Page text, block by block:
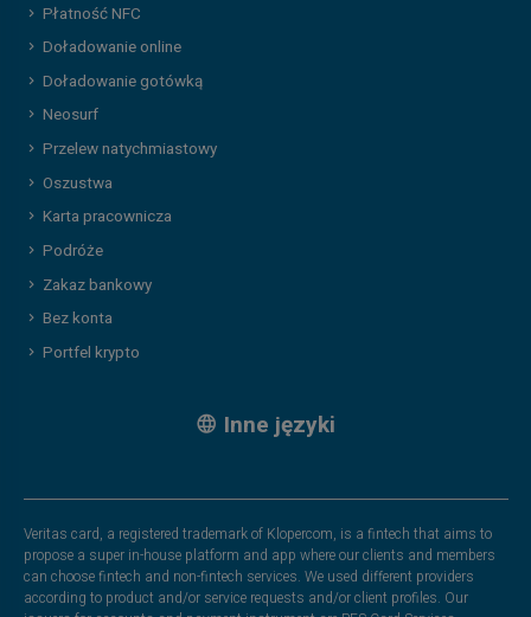
Płatność NFC
Doładowanie online
Doładowanie gotówką
Neosurf
Przelew natychmiastowy
Oszustwa
Karta pracownicza
Podróże
Zakaz bankowy
Bez konta
Portfel krypto
Inne języki
Veritas card, a registered trademark of Klopercom, is a fintech that aims to
propose a super in-house platform and app where our clients and members
can choose fintech and non-fintech services. We used different providers
according to product and/or service requests and/or client profiles. Our